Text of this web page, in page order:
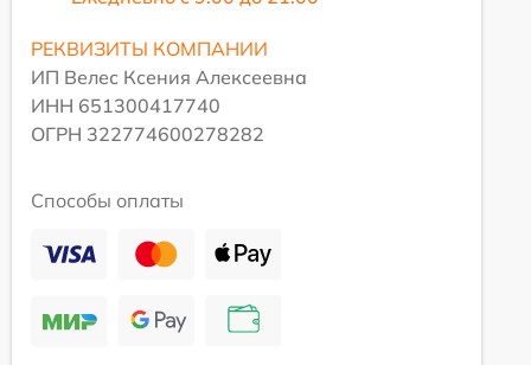
РЕКВИЗИТЫ КОМПАНИИ
ИП Велес Ксения Алексеевна
ИНН 651300417740
ОГРН 322774600278282
Способы оплаты